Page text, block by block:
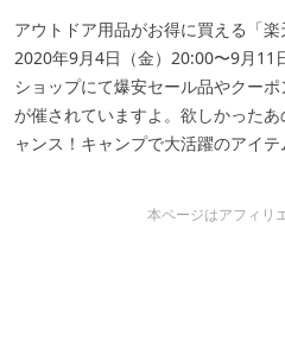
アウトドア用品がお得に買える「
2020年9月4日（金）20:00〜9月11
ショップにて爆安セール品やクー
が催されていますよ。欲しかった
ャンス！キャンプで大活躍のアイテ
本ページはアフィリ